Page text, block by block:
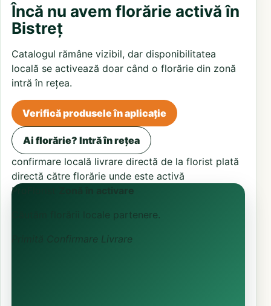
Încă nu avem florărie activă în
Bistreț
Catalogul rămâne vizibil, dar disponibilitatea
locală se activează doar când o florărie din zonă
intră în rețea.
Verifică produsele în aplicație
Ai florărie? Intră în rețea
confirmare locală livrare directă de la florist plată
directă către florărie unde este activă
ProFlorist
Zonă în activare
Căutăm florării locale partenere.
Confirmare Livrare